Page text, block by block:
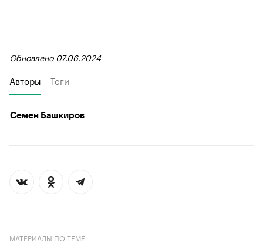
Обновлено 07.06.2024
Авторы Теги
Семен Башкиров
МАТЕРИАЛЫ ПО ТЕМЕ